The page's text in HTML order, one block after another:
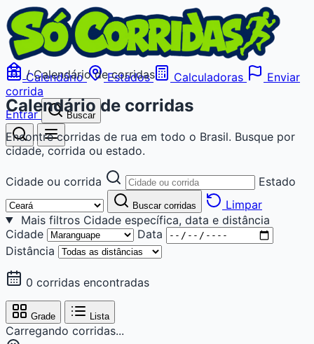
Calendário Estados Calculadoras
Enviar
corrida
Entrar
Buscar
/ Calendário de corridas
Calendário de corridas
Encontre corridas de rua em todo o Brasil. Busque por
cidade, corrida ou estado.
Cidade ou corrida Estado
Buscar corridas
Limpar
Mais filtros Cidade específica, data e distância
Cidade
Data
Distância
0 corridas encontradas
Grade Lista
Carregando corridas...